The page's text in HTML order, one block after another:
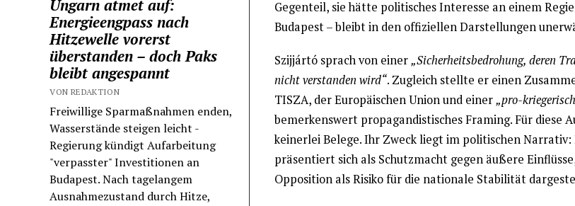
Ungarn atmet auf:
Energieengpass nach
Hitzewelle vorerst
überstanden – doch Paks
bleibt angespannt
VON REDAKTION
Freiwillige Sparmaßnahmen enden,
Wasserstände steigen leicht -
Regierung kündigt Aufarbeitung
"verpasster" Investitionen an
Budapest. Nach tagelangem
Ausnahmezustand durch Hitze,
Gegenteil, sie hätte politisches Interesse an einem
Budapest – bleibt in den offiziellen Darstellungen
Szijjártó sprach von einer„Sicherheitsbedrohung, deren
nicht verstanden wird“. Zugleich stellte er einen
TISZA, der Europäischen Union und einer„pro-
bemerkenswert propagandistisches Framing. Für diese
keinerlei Belege. Ihr Zweck liegt im politischen Narrativ:
präsentiert sich als Schutzmacht gegen äußere
Opposition als Risiko für die nationale Stabilität